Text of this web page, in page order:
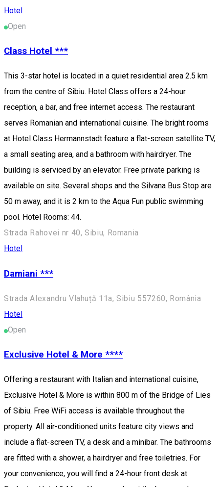
Hotel
Open
Class Hotel ***
This 3-star hotel is located in a quiet residential area 2.5 km
from the centre of Sibiu. Hotel Class offers a 24-hour
reception, a bar, and free internet access. The restaurant
serves Romanian and international cuisine. The bright rooms
at Hotel Class Hermannstadt feature a flat-screen satellite TV,
a small seating area, and a bathroom with hairdryer. The
building is serviced by an elevator. Free private parking is
available on site. Several shops and the Silvana Bus Stop are
50 m away, and it is 2 km to the Aqua Fun public swimming
pool. Hotel Rooms: 44.
Strada Rahovei nr 40, Sibiu, Romania
Hotel
Damiani ***
Strada Alexandru Vlahuță 11a, Sibiu 557260, România
Hotel
Open
Exclusive Hotel & More ****
Offering a restaurant with Italian and international cuisine,
Exclusive Hotel & More is within 800 m of the Bridge of Lies
of Sibiu. Free WiFi access is available throughout the
property. All air-conditioned units feature city views and
include a flat-screen TV, a desk and a minibar. The bathrooms
are fitted with a shower, a hairdryer and free toiletries. For
your convenience, you will find a 24-hour front desk at